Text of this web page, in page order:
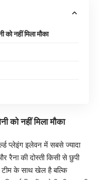
नहीं मिला मौका
को नहीं मिला मौका
प्लेइंग इलेवन में सबसे ज्यादा
रैना की दोस्ती किसी से छुपी
टीम के साथ खेल है बल्कि